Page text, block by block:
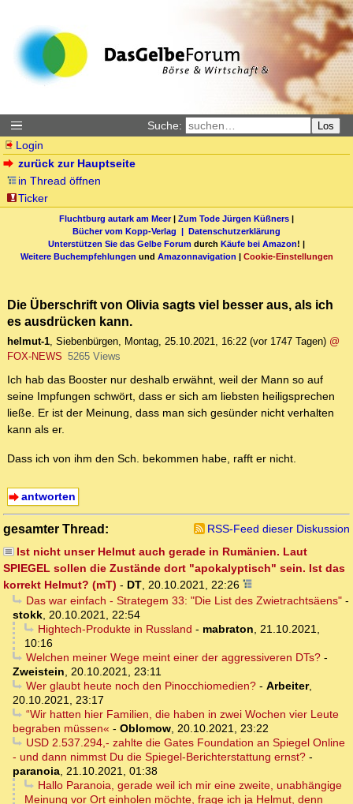
Suche: Los
Login
zurück zur Hauptseite
in Thread öffnen
Ticker
Fluchtburg autark am Meer| Zum Tode Jürgen Küßners |
Bücher vom Kopp-Verlag | Datenschutzerklärung
Unterstützen Sie das Gelbe Forum durch Käufe bei Amazon! |
Weitere Buchempfehlungen und Amazonnavigation | Cookie-Einstellungen
Die Überschrift von Olivia sagts viel besser aus, als ich
es ausdrücken kann.
helmut-1, Siebenbürgen, Montag, 25.10.2021, 16:22 (vor 1747 Tagen) @
FOX-NEWS 5265 Views
Ich hab das Booster nur deshalb erwähnt, weil der Mann so auf
seine Impfungen schwört, dass er sich am liebsten heiligsprechen
ließe. Er ist der Meinung, dass man sich gesünder nicht verhalten
kann als er.
Dass ich von ihm den Sch. bekommen habe, rafft er nicht.
antworten
gesamter Thread:
RSS-Feed dieser Diskussion
Ist nicht unser Helmut auch gerade in Rumänien. Laut
SPIEGEL sollen die Zustände dort "apokalyptisch" sein. Ist das
korrekt Helmut? (mT) - DT, 20.10.2021, 22:26
Das war einfach - Strategem 33: "Die List des Zwietrachtsäens"-
stokk, 20.10.2021, 22:54
Hightech-Produkte in Russland - mabraton, 21.10.2021,
10:16
Welchen meiner Wege meint einer der aggressiveren DTs?-
Zweistein, 20.10.2021, 23:11
Wer glaubt heute noch den Pinocchiomedien?- Arbeiter,
20.10.2021, 23:17
“Wir hatten hier Familien, die haben in zwei Wochen vier Leute
begraben müssen« - Oblomow, 20.10.2021, 23:22
USD 2.537.294,- zahlte die Gates Foundation an Spiegel Online
- und dann nimmst Du die Spiegel-Berichterstattung ernst? -
paranoia, 21.10.2021, 01:38
Hallo Paranoia, gerade weil ich mir eine zweite, unabhängige
Meinung vor Ort einholen möchte, frage ich ja Helmut, denn